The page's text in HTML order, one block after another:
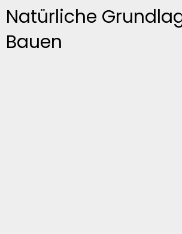
Natürliche
Bauen